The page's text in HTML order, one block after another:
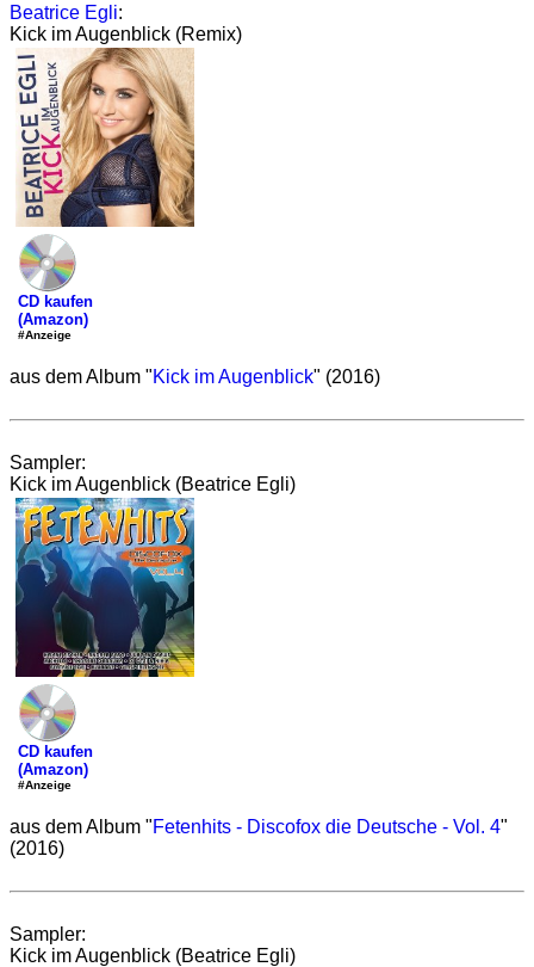
Beatrice Egli:
Kick im Augenblick (Remix)
CD kaufen
(Amazon)
#Anzeige
aus dem Album "Kick im Augenblick" (2016)
Sampler:
Kick im Augenblick (Beatrice Egli)
CD kaufen
(Amazon)
#Anzeige
aus dem Album "Fetenhits - Discofox die Deutsche - Vol. 4"
(2016)
Sampler:
Kick im Augenblick (Beatrice Egli)